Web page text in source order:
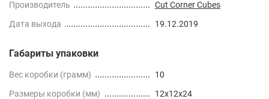
Производитель
Cut Corner Cubes
Дата выхода
19.12.2019
Габариты упаковки
Вес коробки (грамм)
10
Размеры коробки (мм)
12x12x24